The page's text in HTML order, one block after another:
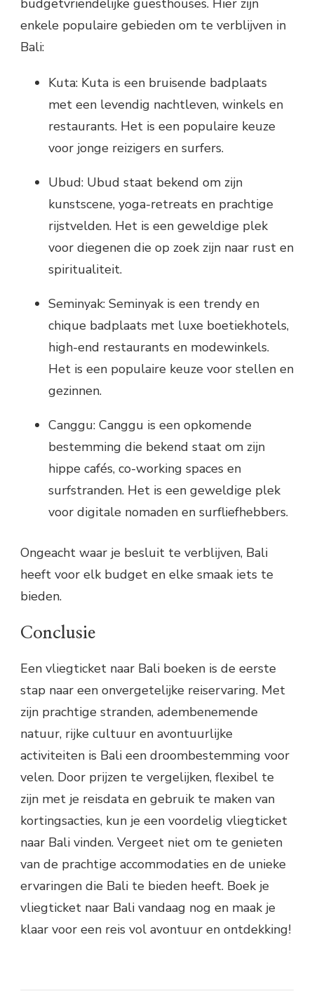
enkele populaire gebieden om te verblijven in
Bali:
Kuta: Kuta is een bruisende badplaats
met een levendig nachtleven, winkels en
restaurants. Het is een populaire keuze
voor jonge reizigers en surfers.
Ubud: Ubud staat bekend om zijn
kunstscene, yoga-retreats en prachtige
rijstvelden. Het is een geweldige plek
voor diegenen die op zoek zijn naar rust en
spiritualiteit.
Seminyak: Seminyak is een trendy en
chique badplaats met luxe boetiekhotels,
high-end restaurants en modewinkels.
Het is een populaire keuze voor stellen en
gezinnen.
Canggu: Canggu is een opkomende
bestemming die bekend staat om zijn
hippe cafés, co-working spaces en
surfstranden. Het is een geweldige plek
voor digitale nomaden en surfliefhebbers.
Ongeacht waar je besluit te verblijven, Bali
heeft voor elk budget en elke smaak iets te
bieden.
Conclusie
Een vliegticket naar Bali boeken is de eerste
stap naar een onvergetelijke reiservaring. Met
zijn prachtige stranden, adembenemende
natuur, rijke cultuur en avontuurlijke
activiteiten is Bali een droombestemming voor
velen. Door prijzen te vergelijken, flexibel te
zijn met je reisdata en gebruik te maken van
kortingsacties, kun je een voordelig vliegticket
naar Bali vinden. Vergeet niet om te genieten
van de prachtige accommodaties en de unieke
ervaringen die Bali te bieden heeft. Boek je
vliegticket naar Bali vandaag nog en maak je
klaar voor een reis vol avontuur en ontdekking!